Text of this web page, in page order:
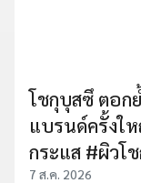
โชกุบุสซึ ตอก
แบรนด์ครั้งใ
กระแส #ผิวโ
7 ส.ค. 2026